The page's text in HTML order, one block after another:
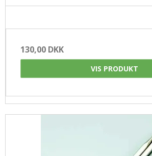
130,00 DKK
VIS PRODUKT